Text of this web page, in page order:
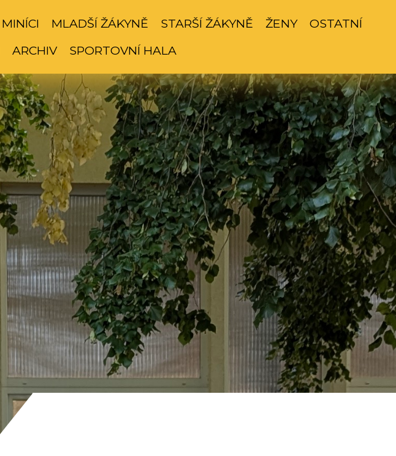
MINÍCI MLADŠÍ ŽÁKYNĚ STARŠÍ ŽÁKYNĚ ŽENY
OSTATNÍ
ARCHIV SPORTOVNÍ HALA